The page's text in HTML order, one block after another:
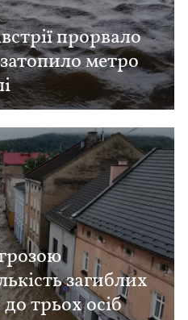
прорвало
метро
загиблих
трьох осіб